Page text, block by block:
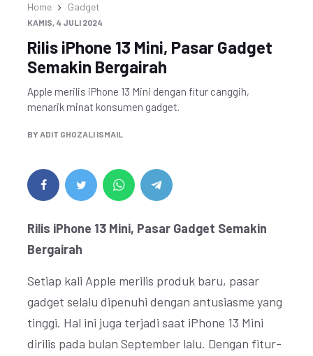
Home Gadget
KAMIS, 4 JULI 2024
Rilis iPhone 13 Mini, Pasar Gadget
Semakin Bergairah
Apple merilis iPhone 13 Mini dengan fitur canggih,
menarik minat konsumen gadget.
BY ADIT GHOZALI ISMAIL
Rilis iPhone 13 Mini, Pasar Gadget Semakin
Bergairah
Setiap kali Apple merilis produk baru, pasar
gadget selalu dipenuhi dengan antusiasme yang
tinggi. Hal ini juga terjadi saat iPhone 13 Mini
dirilis pada bulan September lalu. Dengan fitur-